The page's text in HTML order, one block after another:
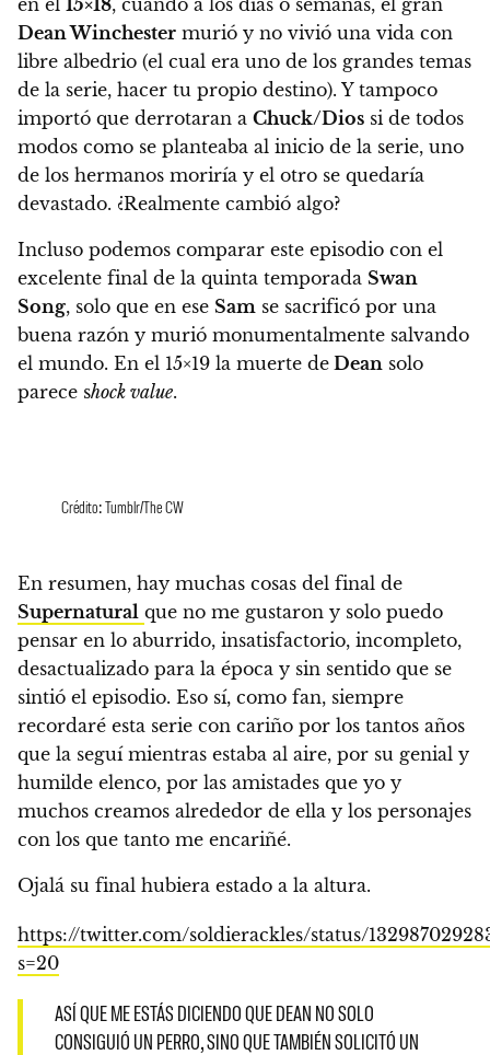
en el 15×18, cuando a los días o semanas, el gran
Dean Winchester murió y no vivió una vida con
libre albedrio (el cual era uno de los grandes temas
de la serie, hacer tu propio destino). Y tampoco
importó que derrotaran a Chuck/Dios si de todos
modos como se planteaba al inicio de la serie, uno
de los hermanos moriría y el otro se quedaría
devastado. ¿Realmente cambió algo?
Incluso podemos comparar este episodio con el
excelente final de la quinta temporada Swan
Song, solo que en ese Sam se sacrificó por una
buena razón y murió monumentalmente salvando
el mundo. En el 15×19 la muerte de Dean solo
parece shock value.
Crédito: Tumblr/The CW
En resumen, hay muchas cosas del final de
Supernatural que no me gustaron y solo puedo
pensar en lo aburrido, insatisfactorio, incompleto,
desactualizado para la época y sin sentido que se
sintió el episodio. Eso sí, como fan, siempre
recordaré esta serie con cariño por los tantos años
que la seguí mientras estaba al aire, por su genial y
humilde elenco, por las amistades que yo y
muchos creamos alrededor de ella y los personajes
con los que tanto me encariñé.
Ojalá su final hubiera estado a la altura.
https://twitter.com/soldierackles/status/
s=20
ASÍ QUE ME ESTÁS DICIENDO QUE DEAN NO SOLO
CONSIGUIÓ UN PERRO, SINO QUE TAMBIÉN SOLICITÓ UN